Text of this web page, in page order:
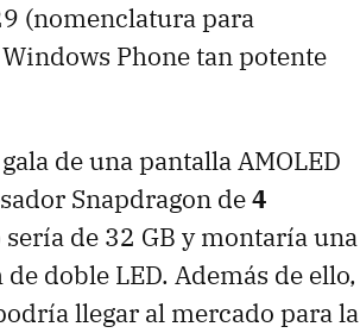
(nomenclatura para
Phone tan potente
de una pantalla AMOLED
Snapdragon de4
de 32 GB y montaría una
doble LED. Además de ello,
llegar al mercado para la